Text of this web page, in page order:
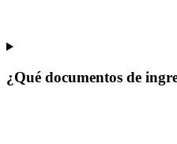
¿Qué documentos de